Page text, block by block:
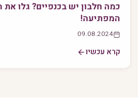
כמה חלבון יש בכנפיים? גלו
המפתיעה!
09.08.2024
קרא עכשיו